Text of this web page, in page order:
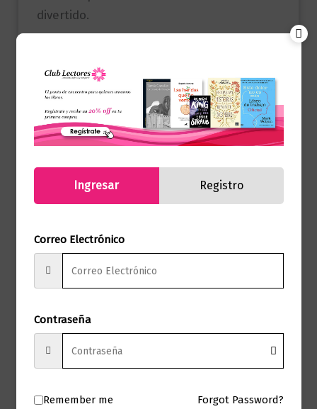
divertido.
mejor valorados sobre este tema en
internet, se ha posicionado en numerosas
ocasiones entre los libros más vendidos
de Amazony es recomendado en revistas
experiencia con la enfermedad, nos
superar uno de los problemas
psicológicos más extendidos en nuestra
época. Desde la cercanía y el humor,
Zararri nos enseña que la ansiedad
siempre llega debido a la necesidad
inminente de realizar un cambio: el
nuestro.
Ingresar Registro
Correo Electrónico
Contraseña
Remember me Forgot Password?